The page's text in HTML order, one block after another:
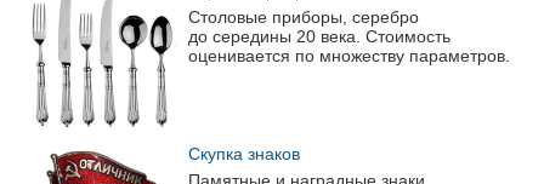
Столовые приборы, серебро
до середины 20 века. Стоимость
оценивается по множеству параметров.
Скупка знаков